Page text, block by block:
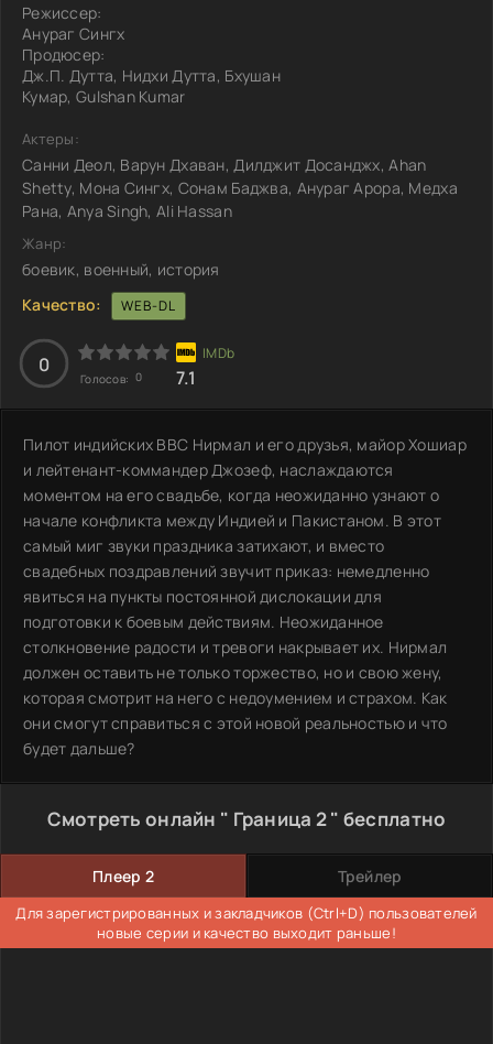
Режиссер:
Анураг Сингх
Продюсер:
Дж.П. Дутта, Нидхи Дутта, Бхушан
Кумар, Gulshan Kumar
Актеры:
Санни Деол, Варун Дхаван, Дилджит Досанджх, Ahan
Shetty, Мона Сингх, Сонам Баджва, Анураг Арора, Медха
Рана, Anya Singh, Ali Hassan
Жанр:
боевик, военный, история
Качество:
WEB-DL
0
Голосов: 0 7.1
Пилот индийских ВВС Нирмал и его друзья, майор Хошиар
и лейтенант-коммандер Джозеф, наслаждаются
моментом на его свадьбе, когда неожиданно узнают о
начале конфликта между Индией и Пакистаном. В этот
самый миг звуки праздника затихают, и вместо
свадебных поздравлений звучит приказ: немедленно
явиться на пункты постоянной дислокации для
подготовки к боевым действиям. Неожиданное
столкновение радости и тревоги накрывает их. Нирмал
должен оставить не только торжество, но и свою жену,
которая смотрит на него с недоумением и страхом. Как
они смогут справиться с этой новой реальностью и что
будет дальше?
Смотреть онлайн " Граница 2 " бесплатно
Плеер 2 Трейлер
Для зарегистрированных и закладчиков (Ctrl+D) пользователей
новые серии и качество выходит раньше!